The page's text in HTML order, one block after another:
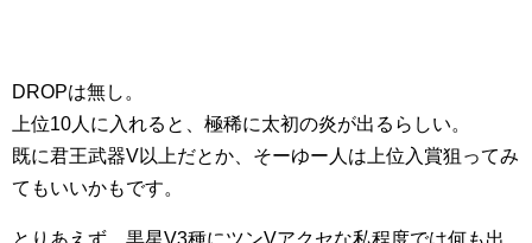
DROPは無し。
上位10人に入れると、極稀に太初の炎が出るらしい。
既に君王武器V以上だとか、そーゆー人は上位入賞狙ってみ
てもいいかもです。